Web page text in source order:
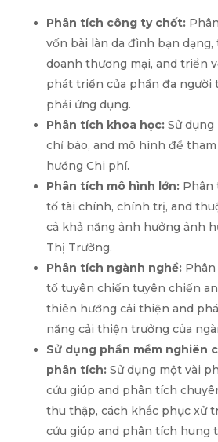
Phân tích công ty chốt:
vốn bài làn da đình bạn
doanh thương mại, and triển
phát triển của phần đa người
phải ứng dụng.
Phân tích khoa học:Sử dụng
chỉ báo, and mô hình để
hướng Chi phí.
Phân tích mô hình lớn:Phân
tố tài chính, chính trị, and
cả khả năng ảnh hưởng ảnh
Thị Trường.
Phân tích ngành nghề:Phân
tố tuyên chiến tuyên chiến
thiên hướng cải thiện and
năng cải thiện trưởng của
Sử dụng phần mềm nghiên
phân tích:Sử dụng một vài
cứu giúp and phân tích
thu thập, cách khắc phục xử
cứu giúp and phân tích hung